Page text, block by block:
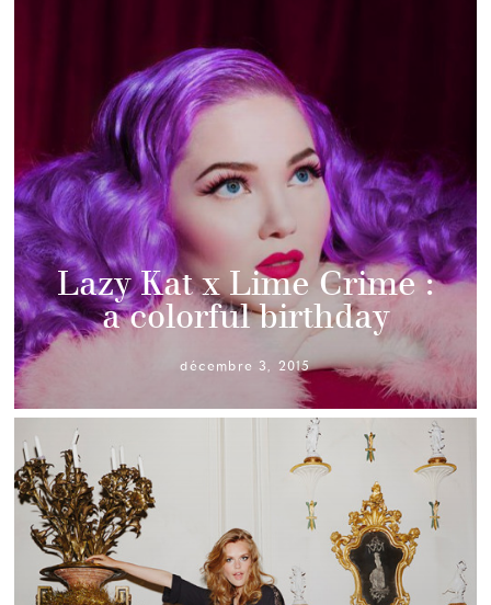
Lazy Kat x Lime Crime :
a colorful birthday
décembre 3, 2015